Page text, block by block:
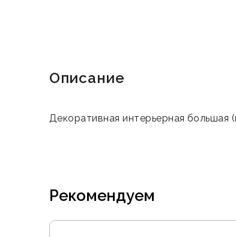
Описание
Декоративная интерьерная большая
Рекомендуем